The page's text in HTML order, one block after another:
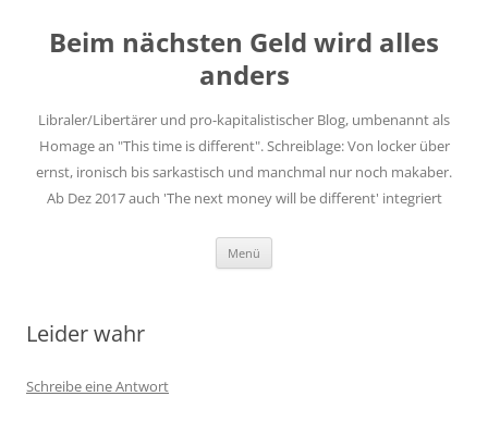
springen
Beim nächsten Geld wird alles
anders
Libraler/Libertärer und pro-kapitalistischer Blog, umbenannt als
Homage an "This time is different". Schreiblage: Von locker über
ernst, ironisch bis sarkastisch und manchmal nur noch makaber.
Ab Dez 2017 auch 'The next money will be different' integriert
Menü
Leider wahr
Schreibe eine Antwort